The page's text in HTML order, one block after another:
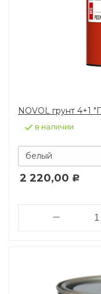
NOVOL грунт 4+1
в наличии
белый
2 220,00 Р